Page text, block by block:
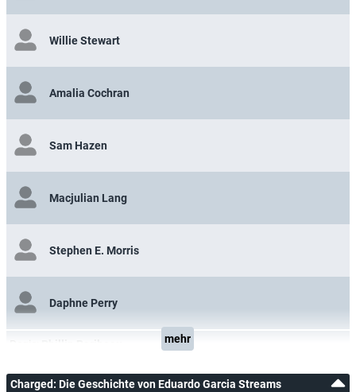
Willie Stewart
Amalia Cochran
Sam Hazen
Macjulian Lang
Stephen E. Morris
Daphne Perry
mehr
Charged: Die Geschichte von Eduardo Garcia Streams